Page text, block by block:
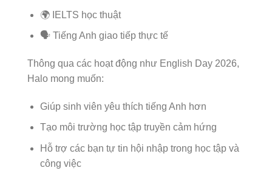
🌍 IELTS học thuật
🗣️ Tiếng Anh giao tiếp thực tế
Thông qua các hoạt động như English Day 2026,
Halo mong muốn:
Giúp sinh viên yêu thích tiếng Anh hơn
Tạo môi trường học tập truyền cảm hứng
Hỗ trợ các bạn tự tin hội nhập trong học tập và
công việc